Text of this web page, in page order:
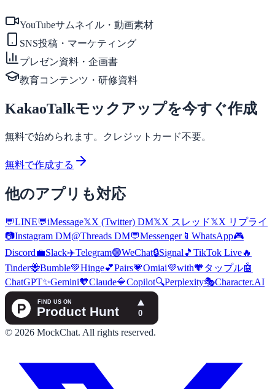
YouTubeサムネイル・動画素材
SNS投稿・マーケティング
プレゼン資料・企画書
教育コンテンツ・研修資料
KakaoTalkモックアップを今すぐ作成
無料で始められます。クレジットカード不要。
無料で作成する
他のアプリも対応
💬LINE💬iMessage𝕏X (Twitter) DM𝕏X スレッド𝕏X リプライ
📷Instagram DM@Threads DM💬Messenger📱 WhatsApp🎮
Discord💼Slack✈️Telegram🟢WeChat🔒Signal 🎵 TikTok Live🔥
Tinder🐝Bumble💚Hinge💕Pairs💗Omiai💜with🧡 タップル🤖
ChatGPT✨Gemini🧡Claude🔷Copilot🔍Perplexity🎭Character.AI
© 2026 MockChat. All rights reserved.